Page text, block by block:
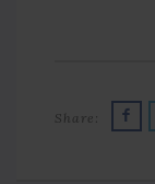
Share: